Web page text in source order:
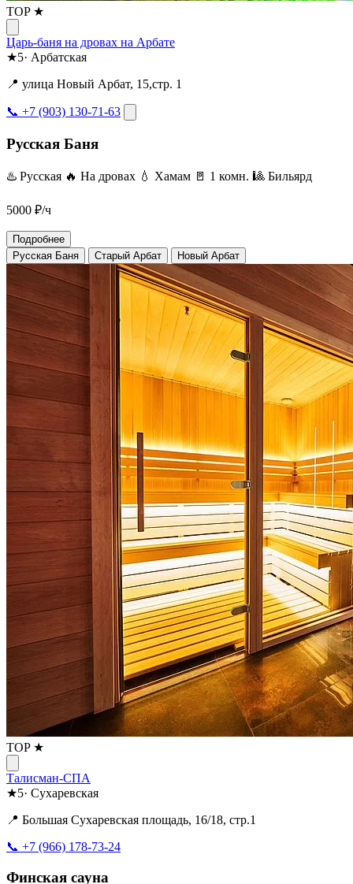
TOP ★
Царь-баня на дровах на Арбате
★5· Арбатская
📍 улица Новый Арбат, 15,стр. 1
📞 +7 (903) 130-71-63
Русская Баня
♨️ Русская 🔥 На дровах 💧 Хамам 🚪 1 комн. 🎱 Бильярд
5000 ₽/ч
Подробнее
Русская Баня
Старый Арбат Новый Арбат
TOP ★
Талисман-СПА
★5· Сухаревская
📍 Большая Сухаревская площадь, 16/18, стр.1
📞 +7 (966) 178-73-24
Финская сауна